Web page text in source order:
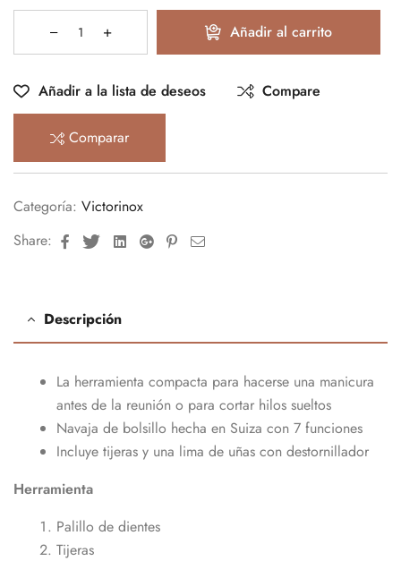
Añadir al carrito
Añadir a la lista de deseos Compare
Comparar
Categoría: Victorinox
Share:
FacebookTwitterLinkedinGoogle+Pinterest
Email
Descripción
La herramienta compacta para hacerse una manicura
antes de la reunión o para cortar hilos sueltos
Navaja de bolsillo hecha en Suiza con 7 funciones
Incluye tijeras y una lima de uñas con destornillador
Herramienta
Palillo de dientes
Tijeras